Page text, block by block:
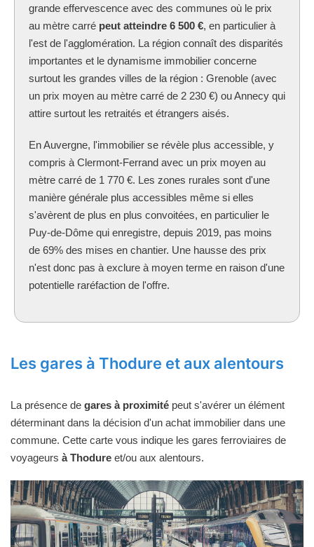
grande effervescence avec des communes où le prix
au mètre carré peut atteindre 6 500 €, en particulier à
l'est de l'agglomération. La région connaît des disparités
importantes et le dynamisme immobilier concerne
surtout les grandes villes de la région : Grenoble (avec
un prix moyen au mètre carré de 2 230 €) ou Annecy qui
attire surtout les retraités et étrangers aisés.
En Auvergne, l'immobilier se révèle plus accessible, y
compris à Clermont-Ferrand avec un prix moyen au
mètre carré de 1 770 €. Les zones rurales sont d'une
manière générale plus accessibles même si elles
s'avèrent de plus en plus convoitées, en particulier le
Puy-de-Dôme qui enregistre, depuis 2019, pas moins
de 69% des mises en chantier. Une hausse des prix
n'est donc pas à exclure à moyen terme en raison d'une
potentielle raréfaction de l'offre.
Les gares à Thodure et aux alentours
La présence de gares à proximité peut s'avérer un élément
déterminant dans la décision d'un achat immobilier dans une
commune. Cette carte vous indique les gares ferroviaires de
voyageurs à Thodure et/ou aux alentours.